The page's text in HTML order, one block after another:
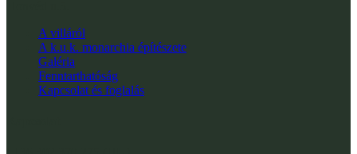
A villáról
A k.u.k. monarchia építészete
Galéria
Fenntarthatóság
Kapcsolat és foglalás